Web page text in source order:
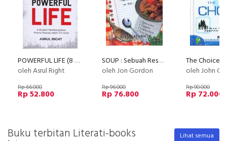
POWERFUL LIFE (8 wisdom membangkitkan potensi raksasa dalam diri anda)
oleh Asrul Right
Rp 66.000
Rp 52.800
SOUP : Sebuah Resep Untuk Mengembangkan Tim Anda
oleh Jon Gordon
Rp 96.000
Rp 76.800
The Choice
oleh John C.
Rp 90.000
Rp 72.000
Buku terbitan Literati-books Lihat semua